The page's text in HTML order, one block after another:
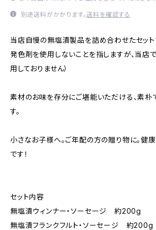
別途送料がかかります。送料を確認する
当店自慢の無塩漬製品を詰め合わせたセット
発色剤を使用しないことを指しますが、当店
用しておりません）
素材のお味を存分にご堪能いただける、素朴
す。
小さなお子様へ。ご年配の方の贈り物に。健
です！
セット内容
無塩漬ウィンナー・ソーセージ 約200g
無塩漬フランクフルト・ソーセージ 約200g